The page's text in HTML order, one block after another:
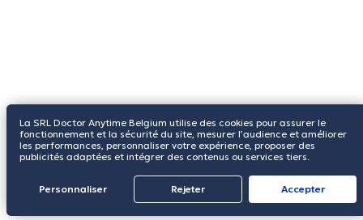
La SRL Doctor Anytime Belgium utilise des cookies pour assurer le
fonctionnement et la sécurité du site, mesurer l’audience et améliorer
les performances, personnaliser votre expérience, proposer des
publicités adaptées et intégrer des contenus ou services tiers.
Personnaliser Rejeter Αccepter